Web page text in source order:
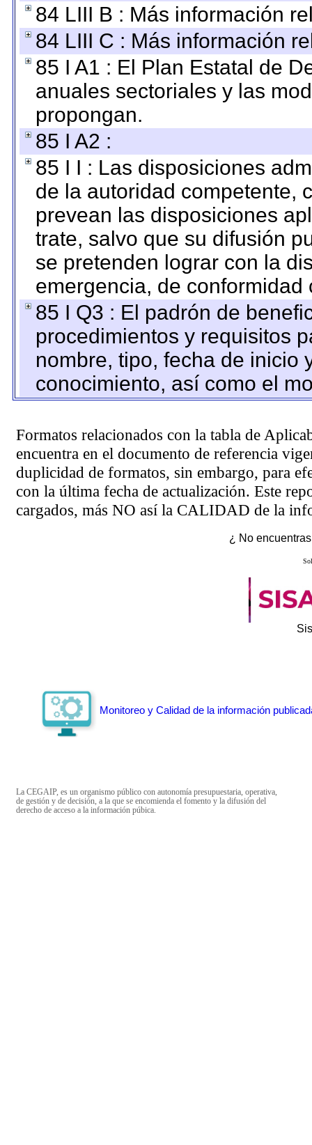
84 LIII B : Más información
84 LIII C : Más información
85 I A1 : El Plan Estatal de
anuales sectoriales y las
propongan.
85 I A2 :
85 I I : Las disposiciones
de la autoridad competente,
prevean las disposiciones
trate, salvo que su difusión
se pretenden lograr con la
emergencia, de
85 I Q3 : El padrón de
procedimientos y requisitos
nombre, tipo, fecha de inicio
conocimiento, así como el
Formatos relacionados con la tabla de
encuentra en el documento de referencia
duplicidad de formatos, sin embargo, para
con la última fecha de actualización. Este
cargados, más NO así la CALIDAD de la
¿ No
Monitoreo y Calidad de la información
La CEGAIP, es un organismo público con autonomía presupuestaria, operativa,
de gestión y de decisión, a la que se encomienda el fomento y la difusión del
derecho de acceso a la información púbica.